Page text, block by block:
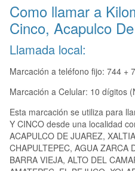
Como llamar a
Cinco, Acapulco
Llamada local:
Marcación a teléfono fijo: 744 +
Marcación a Celular: 10 dígitos
Esta marcación se utiliza para
Y CINCO desde una localidad
ACAPULCO DE JUAREZ,
CHAPULTEPEC, AGUA ZARCA
BARRA VIEJA, ALTO DEL